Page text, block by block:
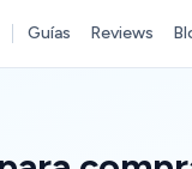
Guías Reviews